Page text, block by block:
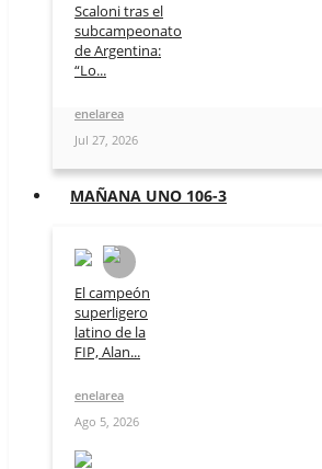
Scaloni tras el
subcampeonato
de Argentina:
“Lo...
enelarea
Jul 27, 2026
MAÑANA UNO 106-3
El campeón
superligero
latino de la
FIP, Alan...
enelarea
Ago 5, 2026